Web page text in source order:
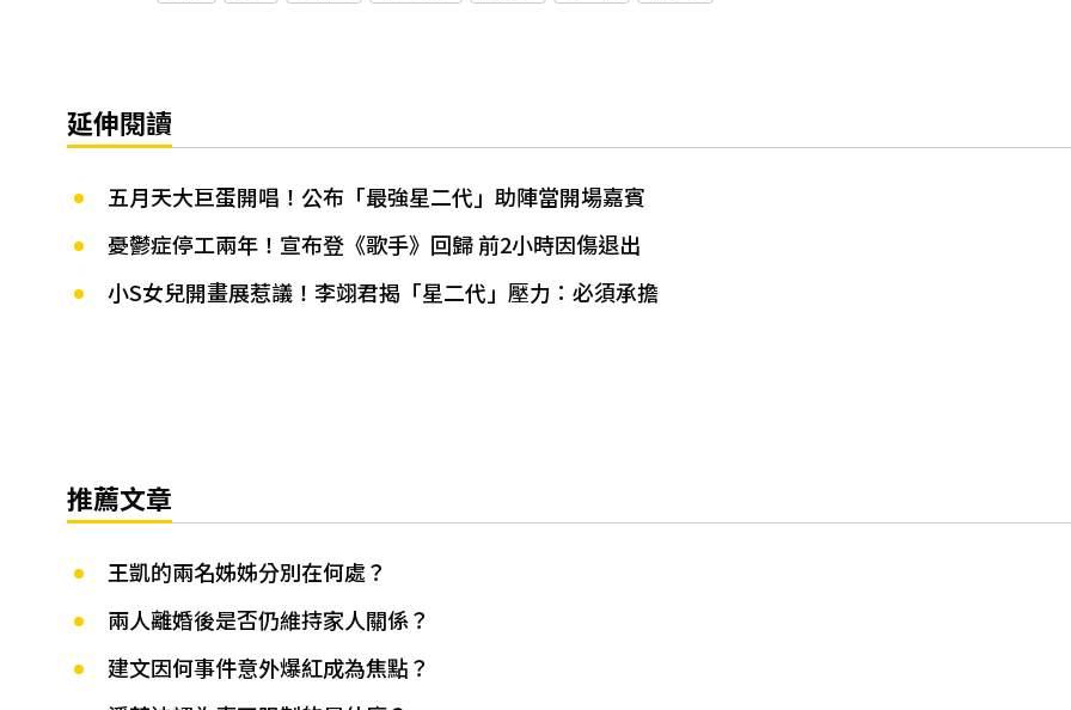
延伸閱讀
五月天大巨蛋開唱！公布「最強星二代」助陣當開場嘉賓
憂鬱症停工兩年！宣布登《歌手》回歸 前2小時因傷退出
小S女兒開畫展惹議！李翊君揭「星二代」壓力：必須承擔
推薦文章
王凱的兩名姊姊分別在何處？
兩人離婚後是否仍維持家人關係？
建文因何事件意外爆紅成為焦點？